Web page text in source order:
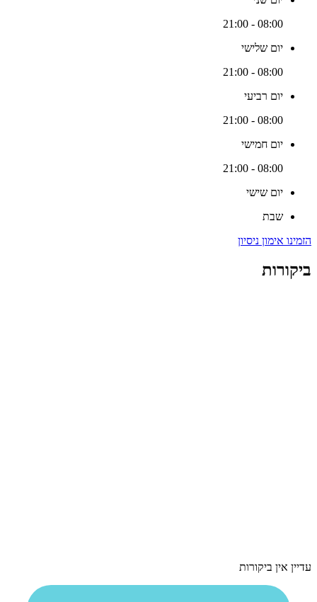
08:00 - 21:00
יום שלישי
08:00 - 21:00
יום רביעי
08:00 - 21:00
יום חמישי
08:00 - 21:00
יום שישי
שבת
הזמינו אימון ניסיון
ביקורות
עדיין אין ביקורות